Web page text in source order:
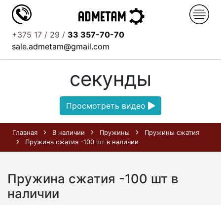
+375 17 / 29 / 33 357-70-70
sale.admetam@gmail.com
Узнайте о нас за 52
секунды
Просмотреть видео
Главная В наличии Пружины
Пружины сжатия
Пружина сжатия -100 шт в наличии
Пружина сжатия -100 шт в
наличии